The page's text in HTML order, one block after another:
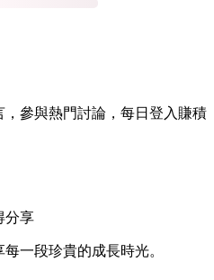
參與熱門討論，每日登入賺積
分享
一段珍貴的成長時光。